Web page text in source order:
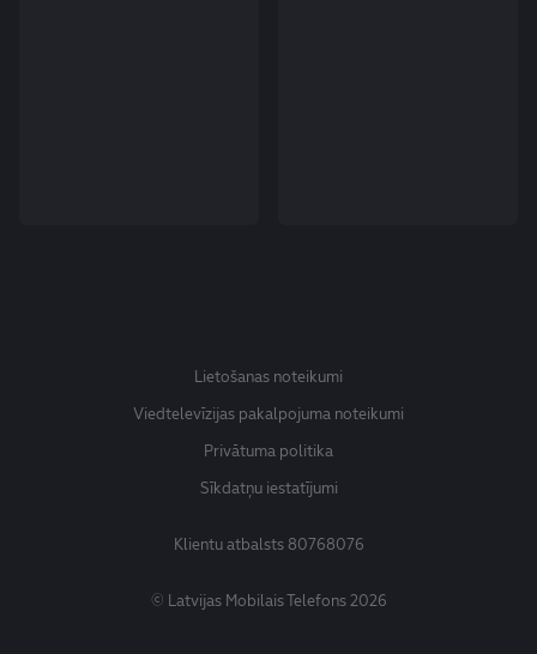
Lietošanas noteikumi
Viedtelevīzijas pakalpojuma noteikumi
Privātuma politika
Sīkdatņu iestatījumi
Klientu atbalsts80768076
© Latvijas Mobilais Telefons 2026